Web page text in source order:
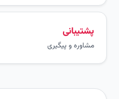
پشتیبانی
مشاوره و پیگیری